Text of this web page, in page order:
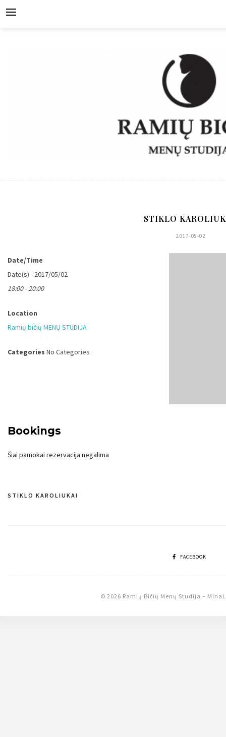
STIKLO
2017-05-02
Date/Time
Date(s) - 2017/05/02
18:00 - 20:00
Location
Ramių bičių MENŲ STUDIJA
Categories No Categories
Bookings
Šiai pamokai rezervacija negalima
Navigacija
STIKLO KAROLIUKAI
FACEBOOK
© 2026 Ramių Bičių Menų Studija –